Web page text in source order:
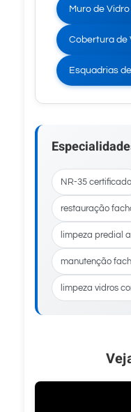
Muro de
Cobertura de
Esquadrias
NR-35 certificado
restauração
limpeza predial
manutenção
limpeza vidros